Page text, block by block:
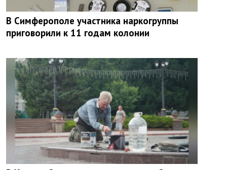
В Симферополе участника наркогруппы
приговорили к 11 годам колонии